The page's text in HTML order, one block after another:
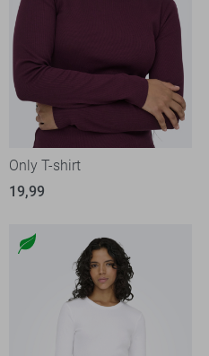
Only T-shirt
19,99